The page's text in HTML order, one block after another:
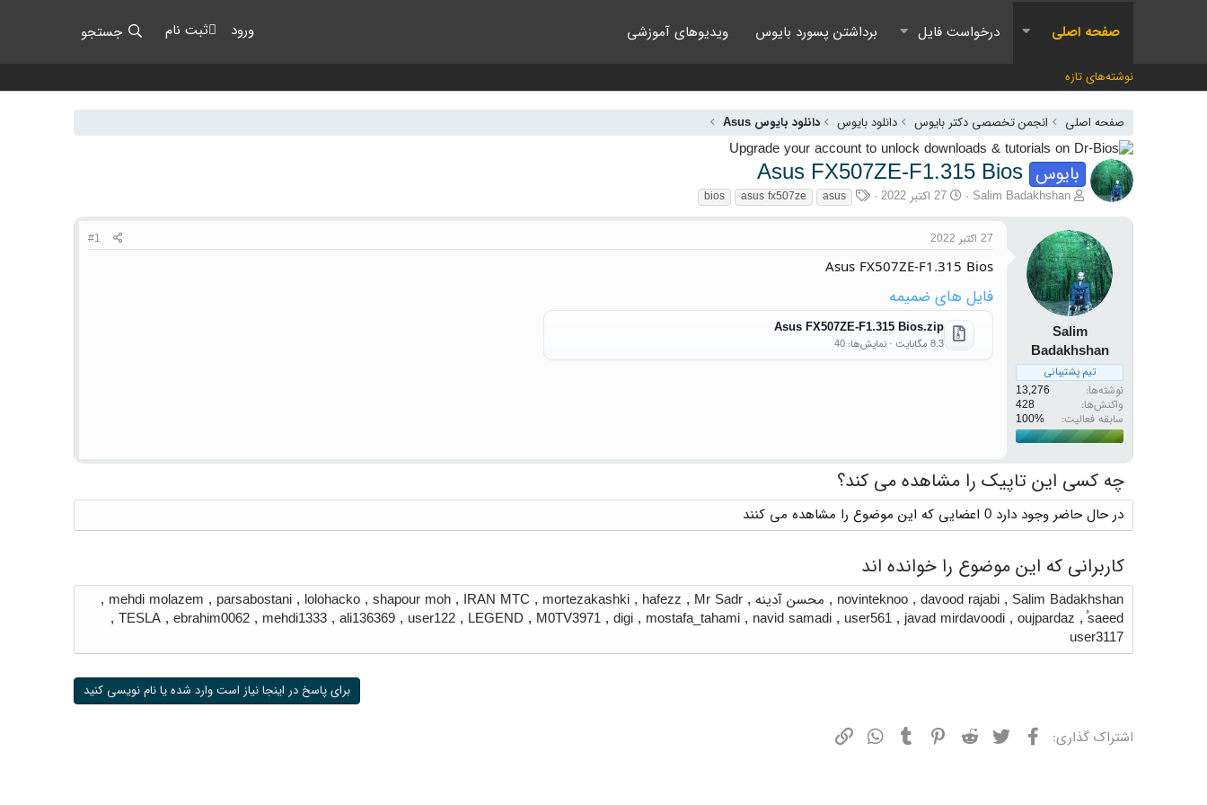
صفحه اصلی درخواست فایل برداشتن پسورد بایوس ویدیوهای آموزشی ورود ثبت نام جستجو
نوشته‌های تازه
صفحه اصلی انجمن تخصصی دکتر بایوس دانلود بایوس دانلود بایوس Asus
بایوس Asus FX507ZE-F1.315 Bios
آغازگر گفتمان
Salim Badakhshan تاریخ شروع
27 اکتبر 2022 برچسب‌ها
asus
asus fx507ze
bios
Salim
Badakhshan
تیم پشتیبانی
نوشته‌ها
13,276
واکنش‌ها
428
سابقه فعالیت:
27 اکتبر 2022 #1
Asus FX507ZE-F1.315 Bios
فایل های ضمیمه
Asus FX507ZE-F1.315 Bios.zip
8.3 مگابایت · نمایش‌ها: 40
چه کسی این تاپیک را مشاهده می کند؟
در حال حاضر وجود دارد 0 اعضایی که این موضوع را مشاهده می کنند
کاربرانی که این موضوع را خوانده اند
Salim Badakhshan
,
davood rajabi
,
novinteknoo
, محسن آدینه ,
Mr Sadr
,
hafezz
,
mortezakashki
,
IRAN MTC
,
shapour moh
,
lolohacko
,
parsabostani
,
mehdi molazem
,
ُsaeed,
oujpardaz
,
javad mirdavoodi
,
user561
,
navid samadi
,
mostafa_tahami
,
digi
,
M0TV3971
,
LEGEND
,
user122
,
ali136369
,
mehdi1333
,
ebrahim0062
,
TESLA
,
user3117
برای پاسخ در اینجا نیاز است وارد شده یا نام نویسی کنید
اشتراک گذاری: فیسبوکتوییتر ردیت پینترستتامبلر واتسپ